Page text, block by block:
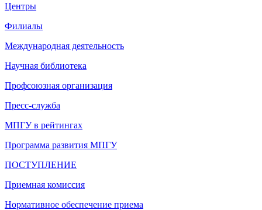
Центры
Филиалы
Международная деятельность
Научная библиотека
Профсоюзная организация
Пресс-служба
МПГУ в рейтингах
Программа развития МПГУ
ПОСТУПЛЕНИЕ
Приемная комиссия
Нормативное обеспечение приема